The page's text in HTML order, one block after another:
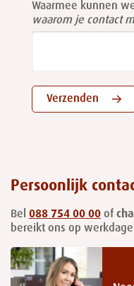
Waarmee kunnen
waarom je contact
Verzenden
Persoonlijk
Bel 088 754 00 00 of
bereikt ons op